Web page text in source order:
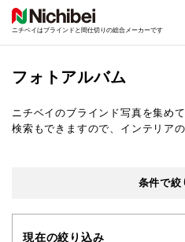
ニチベイはブラインドと間仕切りの総合メーカーです
フォトアルバム
ニチベイのブラインド写真を集めて
検索もできますので、インテリア
条件で絞
現在の絞り込み